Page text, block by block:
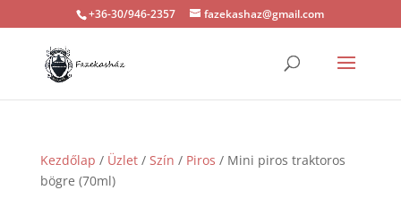
+36-30/946-2357 fazekashaz@gmail.com
Kezdőlap / Üzlet/ Szín / Piros / Mini piros traktoros
bögre (70ml)